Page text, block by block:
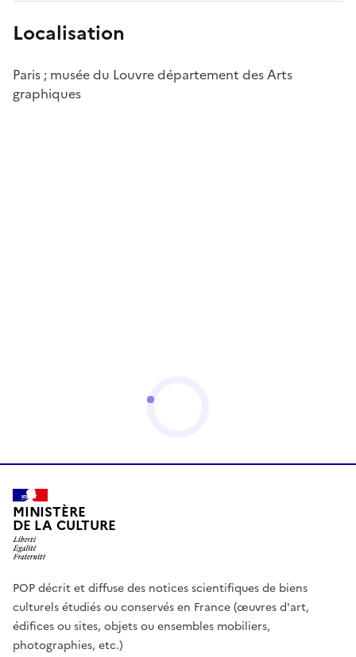
Localisation
Paris ; musée du Louvre département des Arts
graphiques
MINISTÈRE
DE LA CULTURE
POP décrit et diffuse des notices scientifiques de biens
culturels étudiés ou conservés en France (œuvres d'art,
édifices ou sites, objets ou ensembles mobiliers,
photographies, etc.)